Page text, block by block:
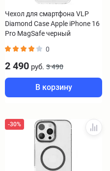
Чехол для смартфона VLP
Diamond Case Apple iPhone 16
Pro MagSafe черный
0
2 490 руб. 3 490
В корзину
-30%